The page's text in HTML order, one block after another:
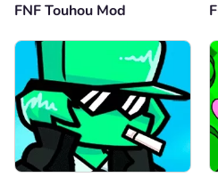
FNF Touhou Mod